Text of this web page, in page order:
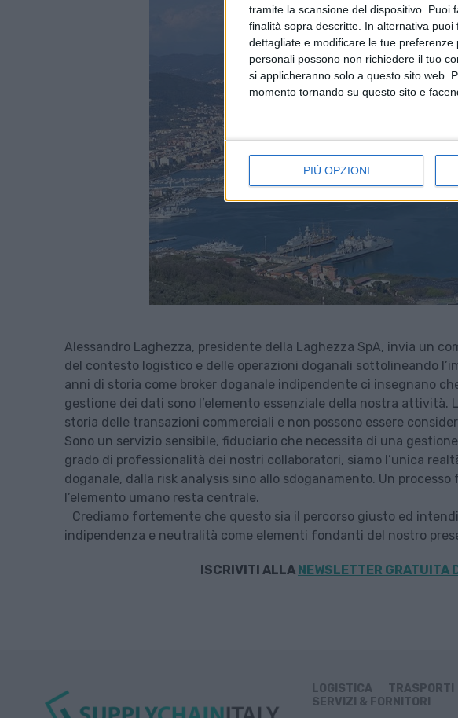
tramite la scansione del dispositivo.
finalità sopra descritte. In alternativa
dettagliate e modificare le tue preferenze
personali possono non richiedere il tuo
si applicheranno solo a questo sito web.
momento tornando su questo sito e
PIÙ OPZIONI
Alessandro Laghezza, presidente della Laghezza SpA, invia un
del contesto logistico e delle operazioni doganali sottolineando
anni di storia come broker doganale indipendente ci insegnano
gestione dei dati sono l’elemento essenziale della nostra attività.
storia delle transazioni commerciali e non possono essere
Sono un servizio sensibile, fiduciario che necessita di una
grado di professionalità dei nostri collaboratori, siamo l’unica
doganale, dalla risk analysis sino allo sdoganamento. Un
l’elemento umano resta centrale.
Crediamo fortemente che questo sia il percorso giusto ed
indipendenza e neutralità come elementi fondanti del nostro
ISCRIVITI ALLA NEWSLETTER GRATUITA
LOGISTICA TRASPORTI
SERVIZI & FORNITORI